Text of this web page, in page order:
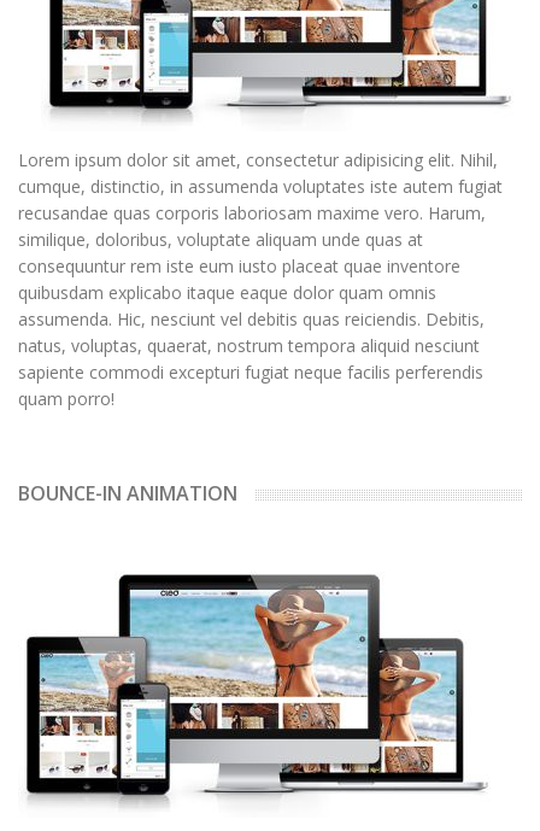
Lorem ipsum dolor sit amet, consectetur adipisicing elit. Nihil,
cumque, distinctio, in assumenda voluptates iste autem fugiat
recusandae quas corporis laboriosam maxime vero. Harum,
similique, doloribus, voluptate aliquam unde quas at
consequuntur rem iste eum iusto placeat quae inventore
quibusdam explicabo itaque eaque dolor quam omnis
assumenda. Hic, nesciunt vel debitis quas reiciendis. Debitis,
natus, voluptas, quaerat, nostrum tempora aliquid nesciunt
sapiente commodi excepturi fugiat neque facilis perferendis
quam porro!
BOUNCE-IN ANIMATION